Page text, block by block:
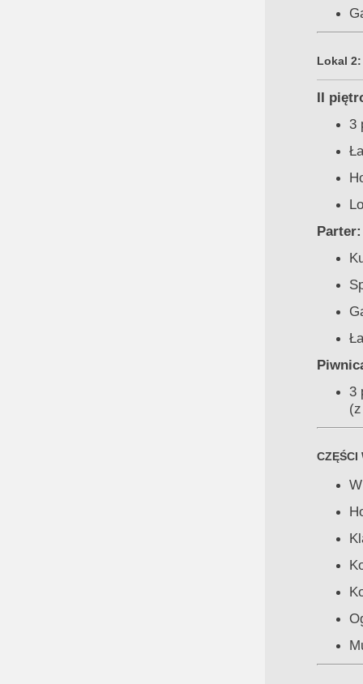
Lokal 2:
II
3
Parter:
3
CZĘŚCI